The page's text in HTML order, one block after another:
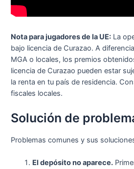
Nota para jugadores de la UE: La
bajo licencia de Curazao. A
MGA o locales, los premios
licencia de Curazao pueden estar
la renta en tu país de residencia.
fiscales locales.
Solución de
Problemas comunes y sus
El depósito no aparece.